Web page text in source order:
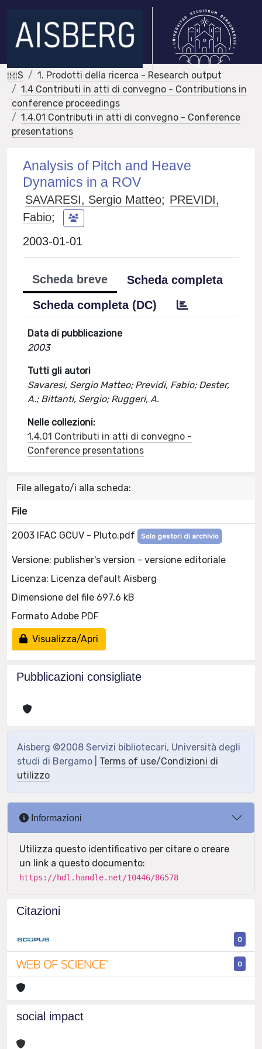
IRIS
1. Prodotti della ricerca - Research output
1.4 Contributi in atti di convegno - Contributions in
conference proceedings
1.4.01 Contributi in atti di convegno - Conference
presentations
Analysis of Pitch and Heave
Dynamics in a ROV
SAVARESI, Sergio Matteo; PREVIDI,
Fabio;
2003-01-01
Scheda breve
Scheda completa
Scheda completa (DC)
Data di pubblicazione
2003
Tutti gli autori
Savaresi, Sergio Matteo; Previdi, Fabio; Dester,
A.; Bittanti, Sergio; Ruggeri, A.
Nelle collezioni:
1.4.01 Contributi in atti di convegno -
Conference presentations
File allegato/i alla scheda:
File
2003 IFAC GCUV - Pluto.pdf Solo gestori di archivio
Versione: publisher's version - versione editoriale
Licenza: Licenza default Aisberg
Dimensione del file 697.6 kB
Formato Adobe PDF
Visualizza/Apri
Pubblicazioni consigliate
Aisberg ©2008 Servizi bibliotecari, Università degli
studi di Bergamo | Terms of use/Condizioni di
utilizzo
Informazioni
Utilizza questo identificativo per citare o creare
un link a questo documento:
https://hdl.handle.net/10446/86578
Citazioni
0
0
social impact